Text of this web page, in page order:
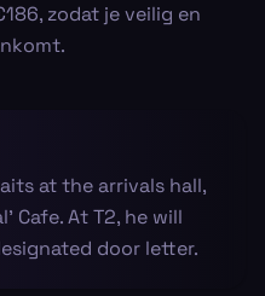
zodat je veilig en
at the arrivals hall,
Cafe. At T2, he will
door letter.